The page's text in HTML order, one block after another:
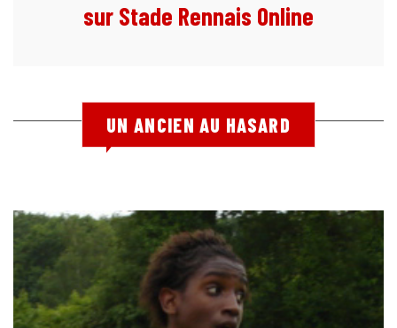
sur Stade Rennais Online
UN ANCIEN AU HASARD